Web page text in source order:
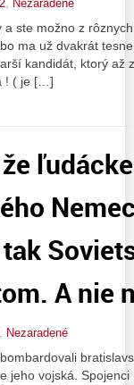
Nezaradené
ste možno z
ma už dvakrát
kandidát, ktorý až
! ( je […]
A nie
, Nezaradené
jeho vojská.